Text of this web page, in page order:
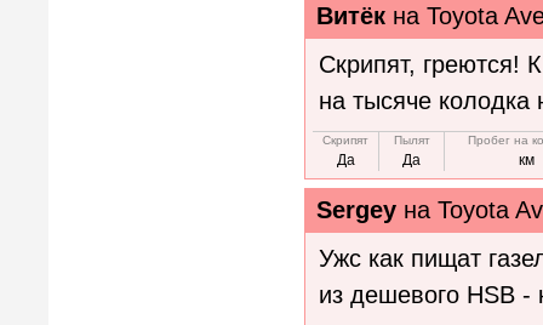
Витёк на Toyota
Скрипят, греются!
на тысяче колодка
Скрипят
Да
Пылят
Да
Пробег на
км
Sergey на Toyota
Ужс как пищат
из дешевого HSB -